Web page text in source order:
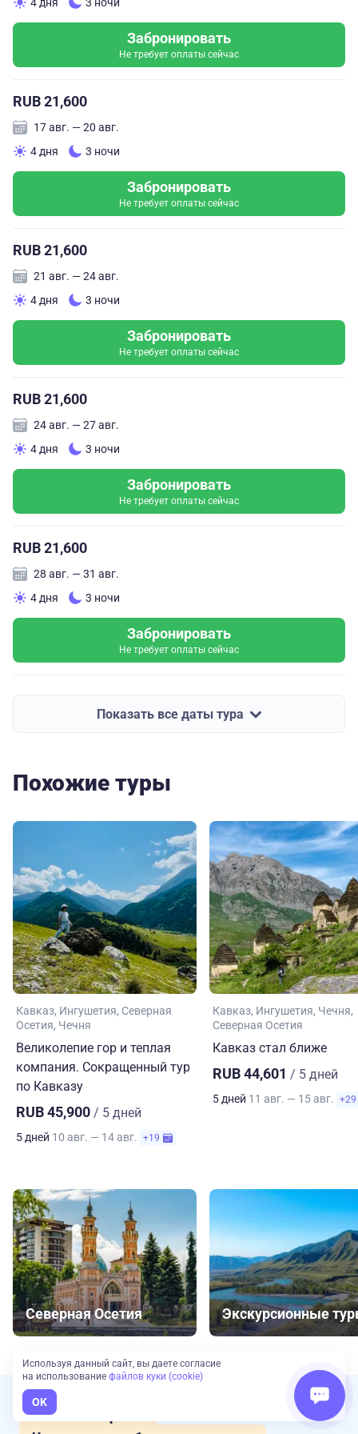
4 дня
3 ночи
Забронировать
Не требует оплаты сейчас
RUB 21,600
17 авг. — 20 авг.
4 дня
3 ночи
Забронировать
Не требует оплаты сейчас
RUB 21,600
21 авг. — 24 авг.
4 дня
3 ночи
Забронировать
Не требует оплаты сейчас
RUB 21,600
24 авг. — 27 авг.
4 дня
3 ночи
Забронировать
Не требует оплаты сейчас
RUB 21,600
28 авг. — 31 авг.
4 дня
3 ночи
Забронировать
Не требует оплаты сейчас
Показать все даты тура
Похожие туры
Кавказ Ингушетия Северная
Осетия Чечня
Великолепие гор и теплая
компания. Сокращенный тур
по Кавказу
RUB 45,900 / 5 дней
5 дней 10 авг. — 14 авг. +19
Кавказ Ингушетия Чечня
Северная Осетия
Кавказ стал ближе
RUB 44,601 / 5 дней
5 дней 11 авг. — 15 авг. +29
Северная Осетия Экскурсионные
Сложно выбрать?
Используя данный сайт, вы даете согласие
на использование файлов куки (cookie)
OK